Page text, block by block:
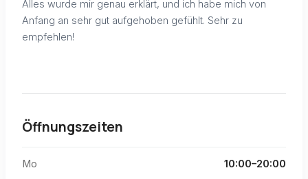
Alles wurde mir genau erklärt, und ich habe mich von
Anfang an sehr gut aufgehoben gefühlt. Sehr zu
empfehlen!
Öffnungszeiten
Mo 10:00–20:00